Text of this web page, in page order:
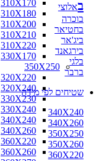
310X170
310X180
310X200
310X210
310X220
330X170
350X250
320X220
320X240
330X230
330X240
340X240
340X260
360X220
360X260
באלוצי
בוכרה
בחטיאר
ביג'אר
בירגאנד
בלגי
ברבר
שטיחים לפי מידה
340X240
340X260
350X250
350X260
360X220